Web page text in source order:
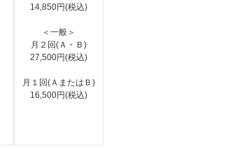
14,850円(税込)
＜一般＞
月２回(Ａ・Ｂ)
27,500円(税込)
月１回(ＡまたはＢ)
16,500円(税込)